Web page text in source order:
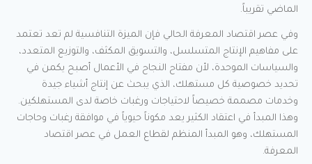
الماضي تقريباً.
وفي عصر اقتصاد المعرفة الحالي فإن الميزة التنافسية لم تعد تعتمد
على مفاهيم الإنتاج المتسلسل، والتسويق المكثف، والتوزيع المتعدد،
والسياسات الموحدة، لأن مفتاح النجاح في الأعمال أصبح يكمن في
تحديد خصوصية كل مستهلك، الذي يبحث عن إنتاج أشياء جيدة
وخدمات مصممة خصيصاً لاحتياجات ورغبات خاصة لدى المستهلكين.
وهذا المبدأ في اعتقاد الكثير يعد مكوناً حيوياً في موافقة رغبات وحاجات
المستهلك، وهو المبدأ المنظم لقطاع العمل في عصر اقتصاد
المعرفة.